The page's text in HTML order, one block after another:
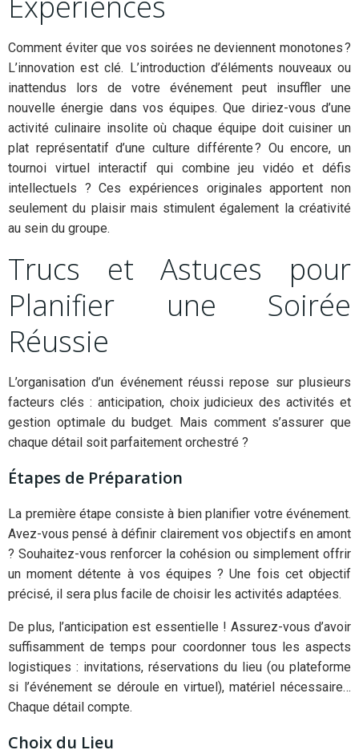
Comment éviter que vos soirées ne deviennent monotones ?
L’innovation est clé. L’introduction d’éléments nouveaux ou
inattendus lors de votre événement peut insuffler une
nouvelle énergie dans vos équipes. Que diriez-vous d’une
activité culinaire insolite où chaque équipe doit cuisiner un
plat représentatif d’une culture différente ? Ou encore, un
tournoi virtuel interactif qui combine jeu vidéo et défis
intellectuels ? Ces expériences originales apportent non
seulement du plaisir mais stimulent également la créativité
au sein du groupe.
Trucs et Astuces pour
Planifier une Soirée
Réussie
L’organisation d’un événement réussi repose sur plusieurs
facteurs clés : anticipation, choix judicieux des activités et
gestion optimale du budget. Mais comment s’assurer que
chaque détail soit parfaitement orchestré ?
Étapes de Préparation
La première étape consiste à bien planifier votre événement.
Avez-vous pensé à définir clairement vos objectifs en amont
? Souhaitez-vous renforcer la cohésion ou simplement offrir
un moment détente à vos équipes ? Une fois cet objectif
précisé, il sera plus facile de choisir les activités adaptées.
De plus, l’anticipation est essentielle ! Assurez-vous d’avoir
suffisamment de temps pour coordonner tous les aspects
logistiques : invitations, réservations du lieu (ou plateforme
si l’événement se déroule en virtuel), matériel nécessaire…
Chaque détail compte.
Choix du Lieu